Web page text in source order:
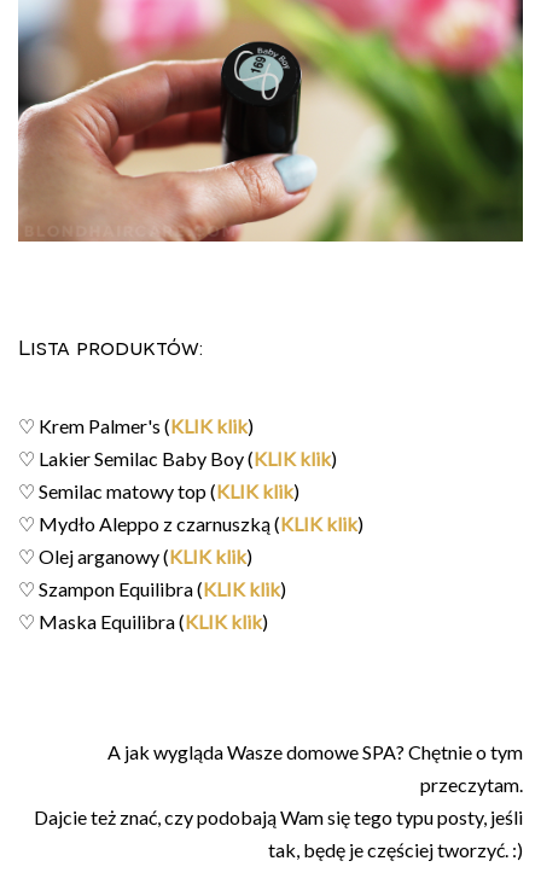
Lista produktów:
♡ Krem Palmer's (KLIK klik)
♡ Lakier Semilac Baby Boy(KLIK klik)
♡ Semilac matowy top(KLIK klik)
♡ Mydło Aleppo z czarnuszką (KLIK klik)
♡ Olej arganowy (KLIK klik)
♡ Szampon Equilibra (KLIK klik)
♡ Maska Equilibra (KLIK klik)
A jak wygląda Wasze domowe SPA? Chętnie o tym
przeczytam.
Dajcie też znać, czy podobają Wam się tego typu posty, jeśli
tak, będę je częściej tworzyć. :)